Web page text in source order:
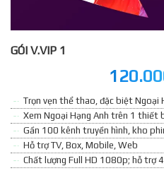
GÓI V.VIP 1
Trọn vẹn thể thao, đặc biệt Ngoại
Xem Ngoại Hạng Anh trên 1 thiết
Gần 100 kênh truyền hình, kho
Hỗ trợ TV, Box, Mobile, Web
Chất lượng Full HD 1080p; hỗ trợ